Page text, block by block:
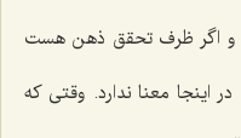
اگر ظرف تحقق ذهن هست
معنا ندارد. وقتی که